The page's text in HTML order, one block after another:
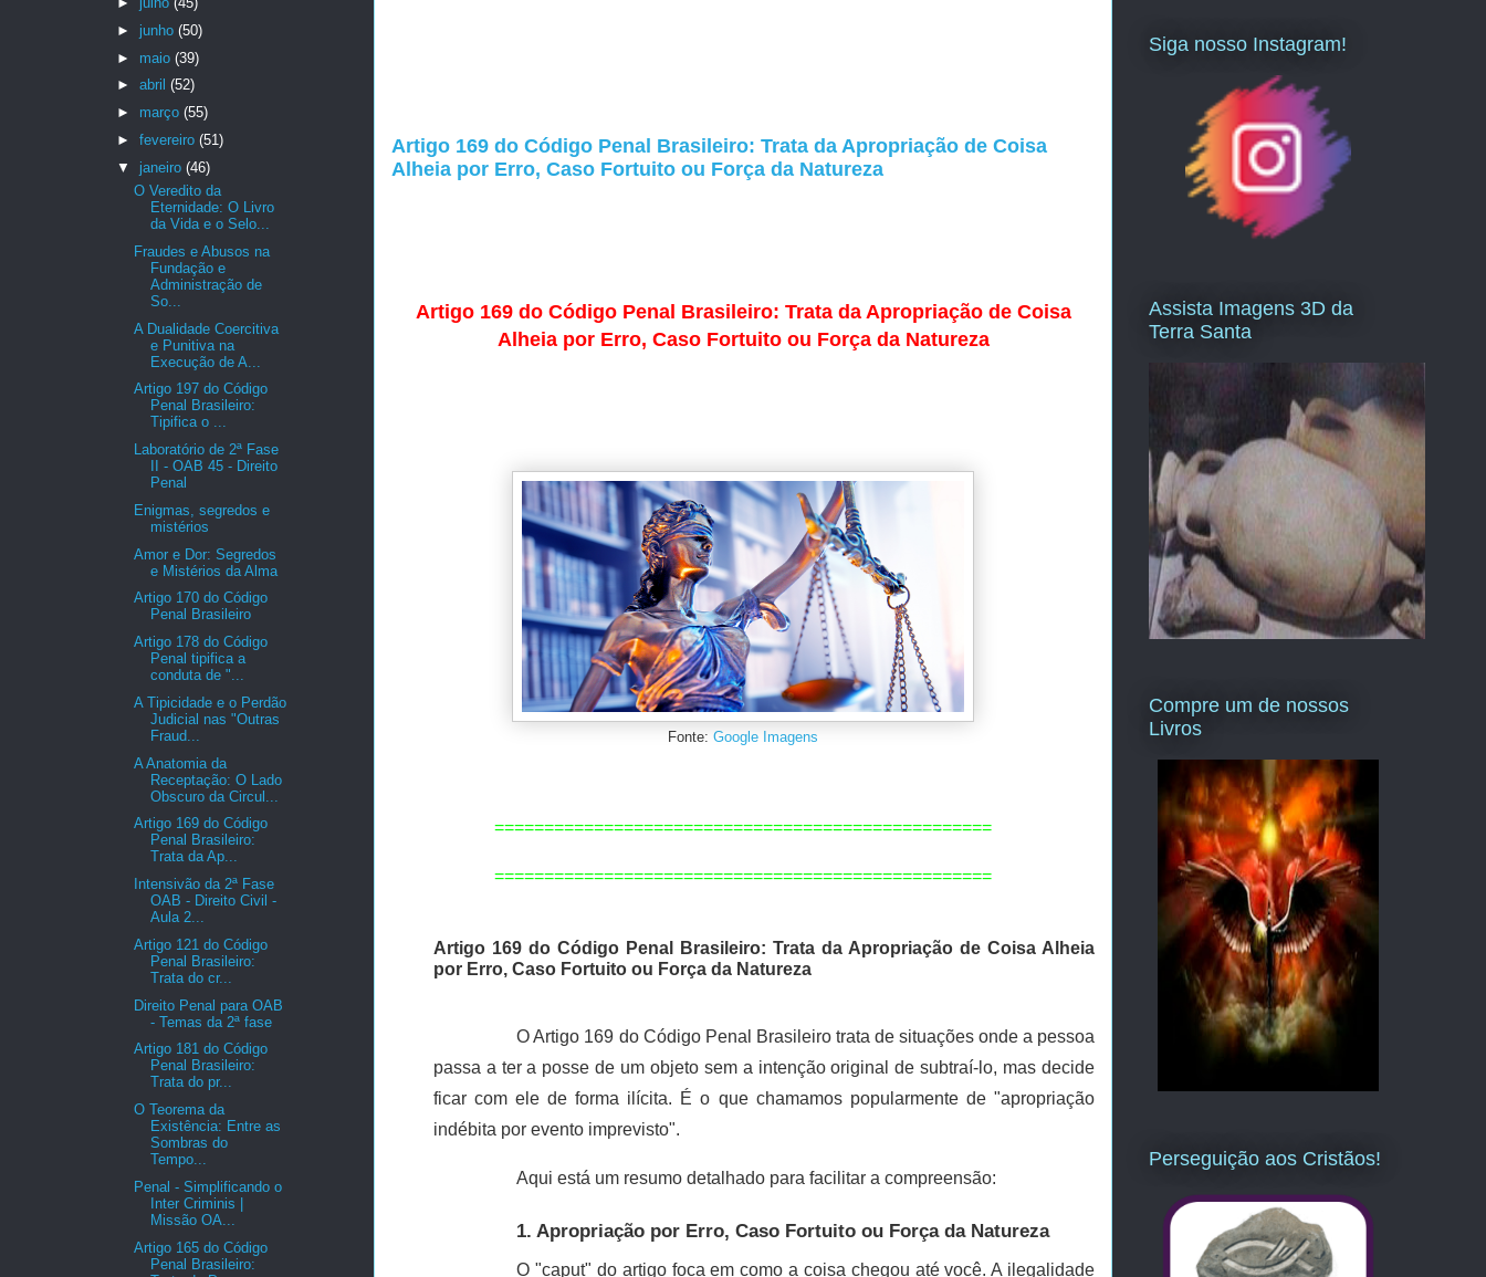
Artigo 169 do Código Penal Brasileiro: Trata da Apropriação de Coisa
Alheia por Erro, Caso Fortuito ou Força da Natureza
Artigo 169 do Código Penal Brasileiro: Trata da Apropriação de Coisa
Alheia por Erro, Caso Fortuito ou Força da Natureza
Fonte: Google Imagens
==================================================
==================================================
Artigo 169 do Código Penal Brasileiro: Trata da Apropriação de Coisa Alheia
por Erro, Caso Fortuito ou Força da Natureza
O Artigo 169 do Código Penal Brasileiro trata de situações onde a pessoa
passa a ter a posse de um objeto sem a intenção original de subtraí-lo, mas decide
ficar com ele de forma ilícita. É o que chamamos popularmente de "apropriação
indébita por evento imprevisto".
Aqui está um resumo detalhado para facilitar a compreensão:
1. Apropriação por Erro, Caso Fortuito ou Força da Natureza
O "caput" do artigo foca em como a coisa chegou até você. A ilegalidade
► junho (50)
► maio (39)
► abril (52)
► março (55)
► fevereiro (51)
▼ janeiro (46)
O Veredito da
Eternidade: O Livro
da Vida e o Selo...
Fraudes e Abusos na
Fundação e
Administração de
So...
A Dualidade Coercitiva
e Punitiva na
Execução de A...
Artigo 197 do Código
Penal Brasileiro:
Tipifica o ...
Laboratório de 2ª Fase
II - OAB 45 - Direito
Penal
Enigmas, segredos e
mistérios
Amor e Dor: Segredos
e Mistérios da Alma
Artigo 170 do Código
Penal Brasileiro
Artigo 178 do Código
Penal tipifica a
conduta de "...
A Tipicidade e o Perdão
Judicial nas "Outras
Fraud...
A Anatomia da
Receptação: O Lado
Obscuro da Circul...
Artigo 169 do Código
Penal Brasileiro:
Trata da Ap...
Intensivão da 2ª Fase
OAB - Direito Civil -
Aula 2...
Artigo 121 do Código
Penal Brasileiro:
Trata do cr...
Direito Penal para OAB
- Temas da 2ª fase
Artigo 181 do Código
Penal Brasileiro:
Trata do pr...
O Teorema da
Existência: Entre as
Sombras do
Tempo...
Penal - Simplificando o
Inter Criminis |
Missão OA...
Artigo 165 do Código
Penal Brasileiro:
Siga nosso Instagram!
Assista Imagens 3D da
Terra Santa
Compre um de nossos
Livros
Perseguição aos Cristãos!